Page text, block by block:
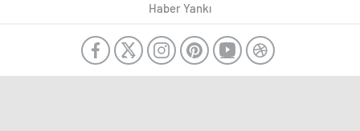
Haber Yankı